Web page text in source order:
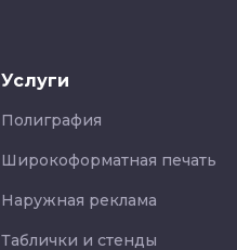
Услуги
Полиграфия
Широкоформатная печать
Наружная реклама
Таблички и стенды